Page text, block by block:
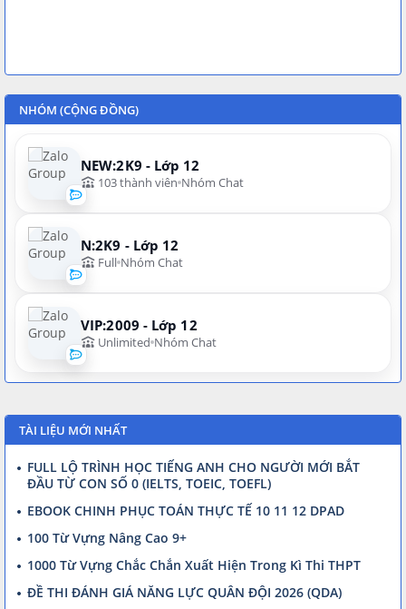
NHÓM (CỘNG ĐỒNG)
NEW:2K9 - Lớp 12
103 thành viên Nhóm Chat
N:2K9 - Lớp 12
Full Nhóm Chat
VIP:2009 - Lớp 12
Unlimited Nhóm Chat
TÀI LIỆU MỚI NHẤT
FULL LỘ TRÌNH HỌC TIẾNG ANH CHO NGƯỜI MỚI BẮT
ĐẦU TỪ CON SỐ 0 (IELTS, TOEIC, TOEFL)
EBOOK CHINH PHỤC TOÁN THỰC TẾ 10 11 12 DPAD
100 Từ Vựng Nâng Cao 9+
1000 Từ Vựng Chắc Chắn Xuất Hiện Trong Kì Thi THPT
ĐỀ THI ĐÁNH GIÁ NĂNG LỰC QUÂN ĐỘI 2026 (QDA)